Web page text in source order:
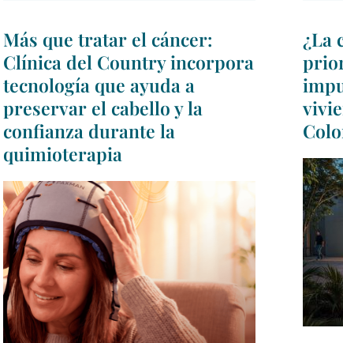
Más que tratar el cáncer:
Clínica del Country incorpora
tecnología que ayuda a
preservar el cabello y la
confianza durante la
quimioterapia
¿La